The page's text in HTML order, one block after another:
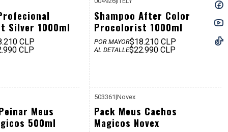
Silver 1000ml
CLP
CLP
Shampoo After Color
Procolorist 1000ml
POR MAYOR$18.210 CLP
AL DETALLE$22.990 CLP
Meus
500ml
503361|Novex
Pack Meus Cachos
Magicos Novex